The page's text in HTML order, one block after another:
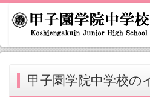
甲子園学院中学校の